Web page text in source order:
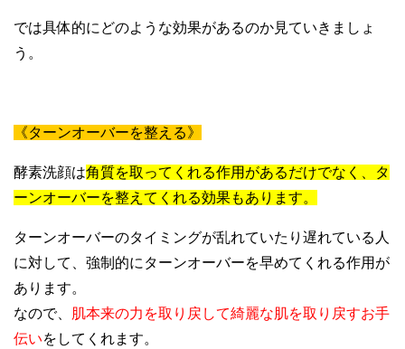
では具体的にどのような効果があるのか見ていきましょ
う。
《ターンオーバーを整える》
酵素洗顔は角質を取ってくれる作用があるだけでなく、タ
ーンオーバーを整えてくれる効果もあります。
ターンオーバーのタイミングが乱れていたり遅れている人
に対して、強制的にターンオーバーを早めてくれる作用が
あります。
なので、 肌本来の力を取り戻して綺麗な肌を取り戻すお手
伝いをしてくれます。